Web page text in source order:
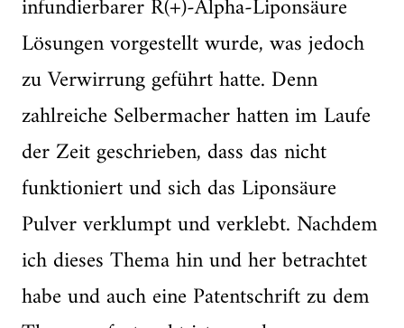
infundierbarer R(+)-Alpha-Liponsäure
Lösungen vorgestellt wurde, was jedoch
zu Verwirrung geführt hatte. Denn
zahlreiche Selbermacher hatten im Laufe
der Zeit geschrieben, dass das nicht
funktioniert und sich das Liponsäure
Pulver verklumpt und verklebt. Nachdem
ich dieses Thema hin und her betrachtet
habe und auch eine Patentschrift zu dem